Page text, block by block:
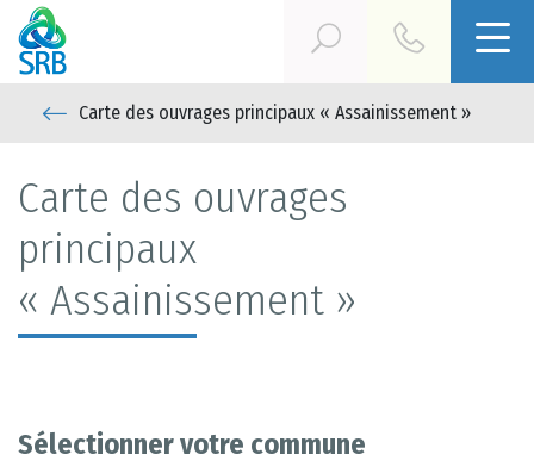
Carte des ouvrages principaux « Assainissement »
Carte des ouvrages
principaux
« Assainissement »
Sélectionner votre commune